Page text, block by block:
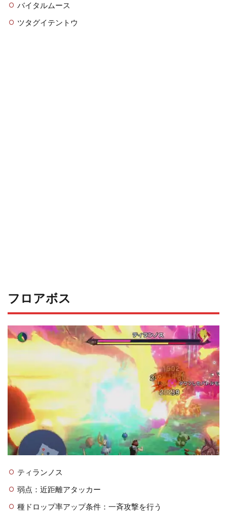
バイタルムース
ツタグイテントウ
フロアボス
ティランノス
弱点：近距離アタッカー
種ドロップ率アップ条件：一斉攻撃を行う